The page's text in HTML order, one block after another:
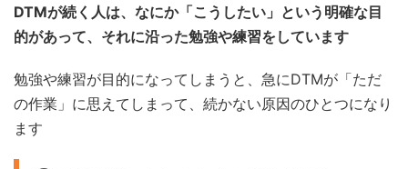
DTMが続く人は、なにか「こうしたい」という明確な目
的があって、それに沿った勉強や練習をしています
勉強や練習が目的になってしまうと、急にDTMが「ただ
の作業」に思えてしまって、続かない原因のひとつになり
ます